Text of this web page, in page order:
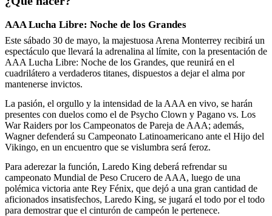
AAA Lucha Libre: Noche de los Grandes
Este sábado 30 de mayo, la majestuosa Arena Monterrey recibirá un
espectáculo que llevará la adrenalina al límite, con la presentación de
AAA Lucha Libre: Noche de los Grandes, que reunirá en el
cuadrilátero a verdaderos titanes, dispuestos a dejar el alma por
mantenerse invictos.
La pasión, el orgullo y la intensidad de la AAA en vivo, se harán
presentes con duelos como el de Psycho Clown y Pagano vs. Los
War Raiders por los Campeonatos de Pareja de AAA; además,
Wagner defenderá su Campeonato Latinoamericano ante el Hijo del
Vikingo, en un encuentro que se vislumbra será feroz.
Para aderezar la función, Laredo King deberá refrendar su
campeonato Mundial de Peso Crucero de AAA, luego de una
polémica victoria ante Rey Fénix, que dejó a una gran cantidad de
aficionados insatisfechos, Laredo King, se jugará el todo por el todo
para demostrar que el cinturón de campeón le pertenece.